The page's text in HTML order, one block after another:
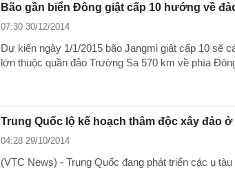
Bão gần biển Đông giật cấp 10 hướng về
07:30 30/12/2014
Dự kiến ngày 1/1/2015 bão Jangmi giật cấp 10 sẽ
lớn thuộc quần đảo Trường Sa 570 km về phía
Trung Quốc lộ kế hoạch thâm độc xây đảo
04:28 29/10/2014
(VTC News) - Trung Quốc đang phát triển các ụ